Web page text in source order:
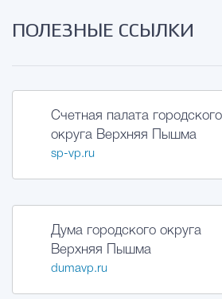
ПОЛЕЗНЫЕ ССЫЛКИ
Счетная палата городского
округа Верхняя Пышма
sp-vp.ru
Дума городского округа
Верхняя Пышма
dumavp.ru